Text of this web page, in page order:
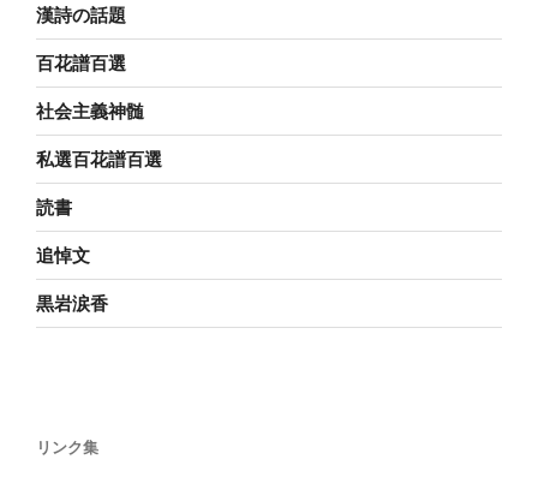
漢詩の話題
百花譜百選
社会主義神髄
私選百花譜百選
読書
追悼文
黒岩涙香
リンク集